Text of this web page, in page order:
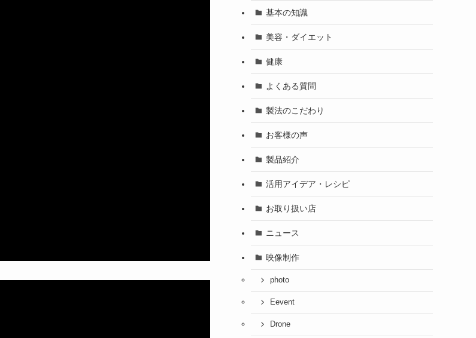
基本の知識
美容・ダイエット
健康
よくある質問
製法のこだわり
お客様の声
製品紹介
活用アイデア・レシピ
お取り扱い店
ニュース
映像制作
photo
Eevent
Drone